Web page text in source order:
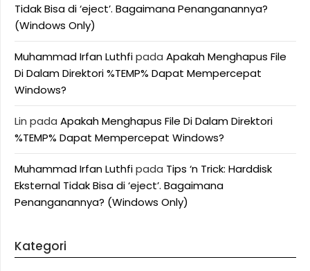
Tidak Bisa di ‘eject’. Bagaimana Penanganannya?
(Windows Only)
Muhammad Irfan Luthfipada Apakah Menghapus File
Di Dalam Direktori %TEMP% Dapat Mempercepat
Windows?
Lin pada Apakah Menghapus File Di Dalam Direktori
%TEMP% Dapat Mempercepat Windows?
Muhammad Irfan Luthfipada Tips ‘n Trick: Harddisk
Eksternal Tidak Bisa di ‘eject’. Bagaimana
Penanganannya? (Windows Only)
Kategori